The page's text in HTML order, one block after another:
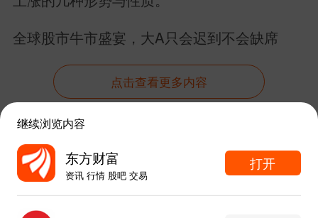
全球股市牛市盛宴，大A只会迟到不会缺席
点击查看更多内容
资讯
触屏版
电脑版
东方财富APP内打开
继续浏览内容
东方财富
资讯 行情 股吧 交易
打开